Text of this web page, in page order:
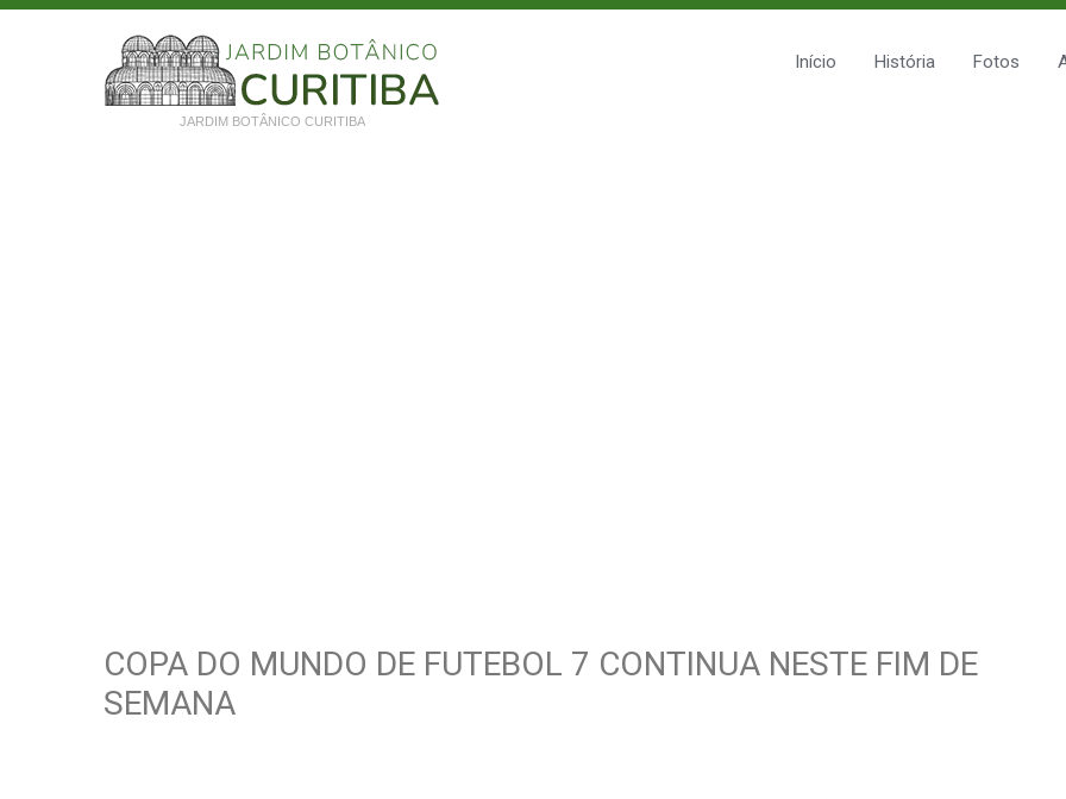
JARDIM BOTÂNICO CURITIBA
Início História Fotos
COPA DO MUNDO DE FUTEBOL 7 CONTINUA NESTE FIM DE
SEMANA